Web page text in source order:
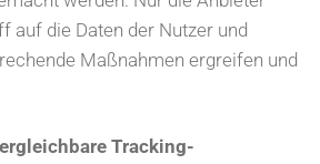
auf die Daten der Nutzer und
Maßnahmen ergreifen und
Tracking-